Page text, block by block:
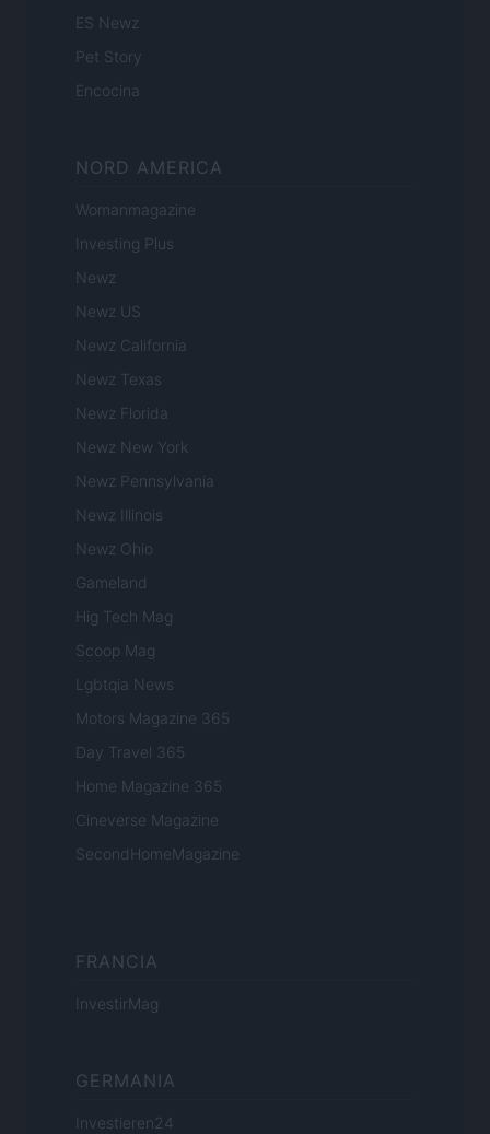
ES Newz
Pet Story
Encocina
NORD AMERICA
Womanmagazine
Investing Plus
Newz
Newz US
Newz California
Newz Texas
Newz Florida
Newz New York
Newz Pennsylvania
Newz Illinois
Newz Ohio
Gameland
Hig Tech Mag
Scoop Mag
Lgbtqia News
Motors Magazine 365
Day Travel 365
Home Magazine 365
Cineverse Magazine
SecondHomeMagazine
FRANCIA
InvestirMag
GERMANIA
Investieren24